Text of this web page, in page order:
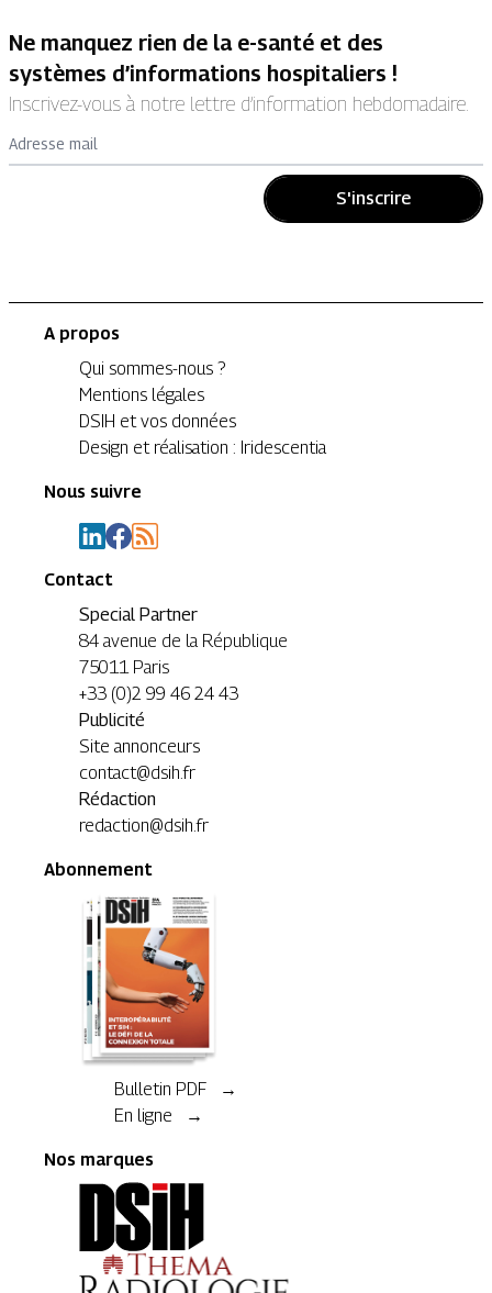
Ne manquez rien de la e-santé et des
systèmes d’informations hospitaliers !
Inscrivez-vous à notre lettre d’information hebdomadaire.
Adresse mail
S'inscrire
A propos
Qui sommes-nous ?
Mentions légales
DSIH et vos données
Design et réalisation : Iridescentia
Nous suivre
Contact
Special Partner
84 avenue de la République
75011 Paris
+33 (0)2 99 46 24 43
Publicité
Site annonceurs
contact@dsih.fr
Rédaction
redaction@dsih.fr
Abonnement
Bulletin PDF →
En ligne →
Nos marques